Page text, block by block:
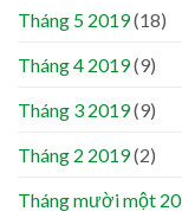
Tháng 5 2019(18)
Tháng 4 2019(9)
Tháng 3 2019(9)
Tháng 2 2019(2)
Tháng mười một